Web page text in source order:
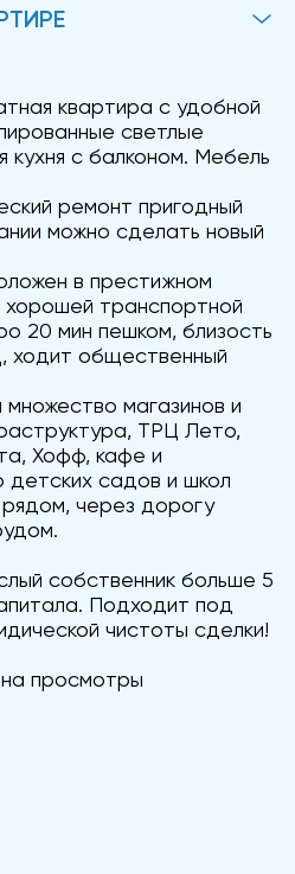
квартира с удобной
светлые
кухня с балконом. Мебель
ремонт пригодный
можно сделать новый
в престижном
транспортной
20 мин пешком, близость
общественный
магазинов и
ТРЦ Лето,
Хофф, кафе и
детских садов и школ
через дорогу
собственник больше 5
Подходит под
чистоты сделки!
просмотры